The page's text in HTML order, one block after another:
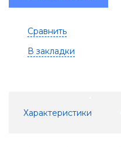
Сравнить
В закладки
Характеристики